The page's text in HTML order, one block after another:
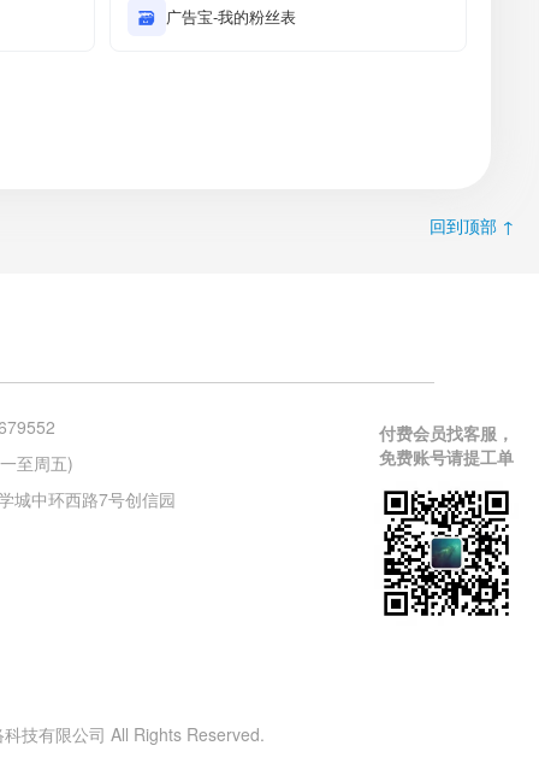
🗃 广告宝-我的粉丝表
回到顶部 ↑
至周五)
城中环西路7号创信园
付费会员找客服，
免费账号请提工单
技有限公司 All Rights Reserved.